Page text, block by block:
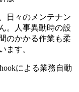
日々のメンテナン
。
人事異動時の設
のかかる作業も柔
ます。
による業務自動